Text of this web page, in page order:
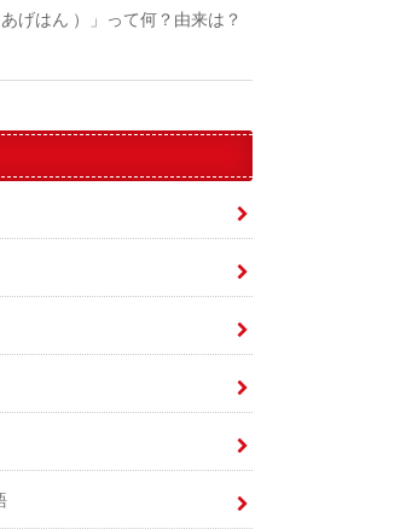
あげはん ）」って何？由来は？